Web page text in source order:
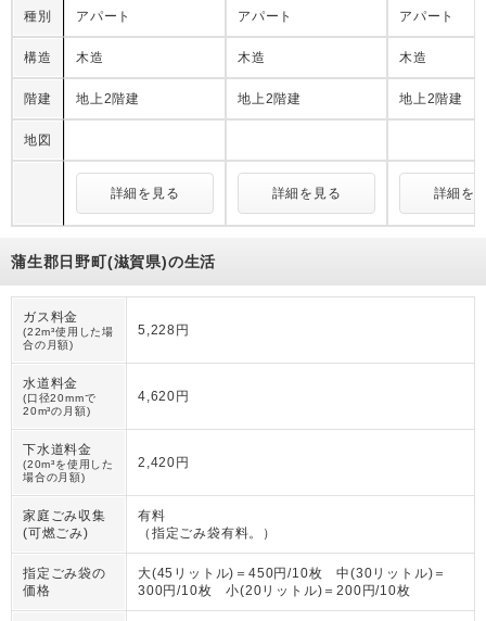
種別 アパート アパート アパート
構造 木造 木造 木造
階建 地上2階建 地上2階建 地上2階建
地図
詳細を見る 詳細を見る 詳細を
蒲生郡日野町(滋賀県)の生活
ガス料金
(22m³使用した場
合の月額)
5,228円
水道料金
(口径20mmで
20m³の月額)
4,620円
下水道料金
(20m³を使用した
場合の月額)
2,420円
家庭ごみ収集
(可燃ごみ)
有料
（ 指定ごみ袋有料。 ）
指定ごみ袋の
価格
大(45リットル)＝450円/10枚 中(30リットル)＝
300円/10枚 小(20リットル)＝200円/10枚